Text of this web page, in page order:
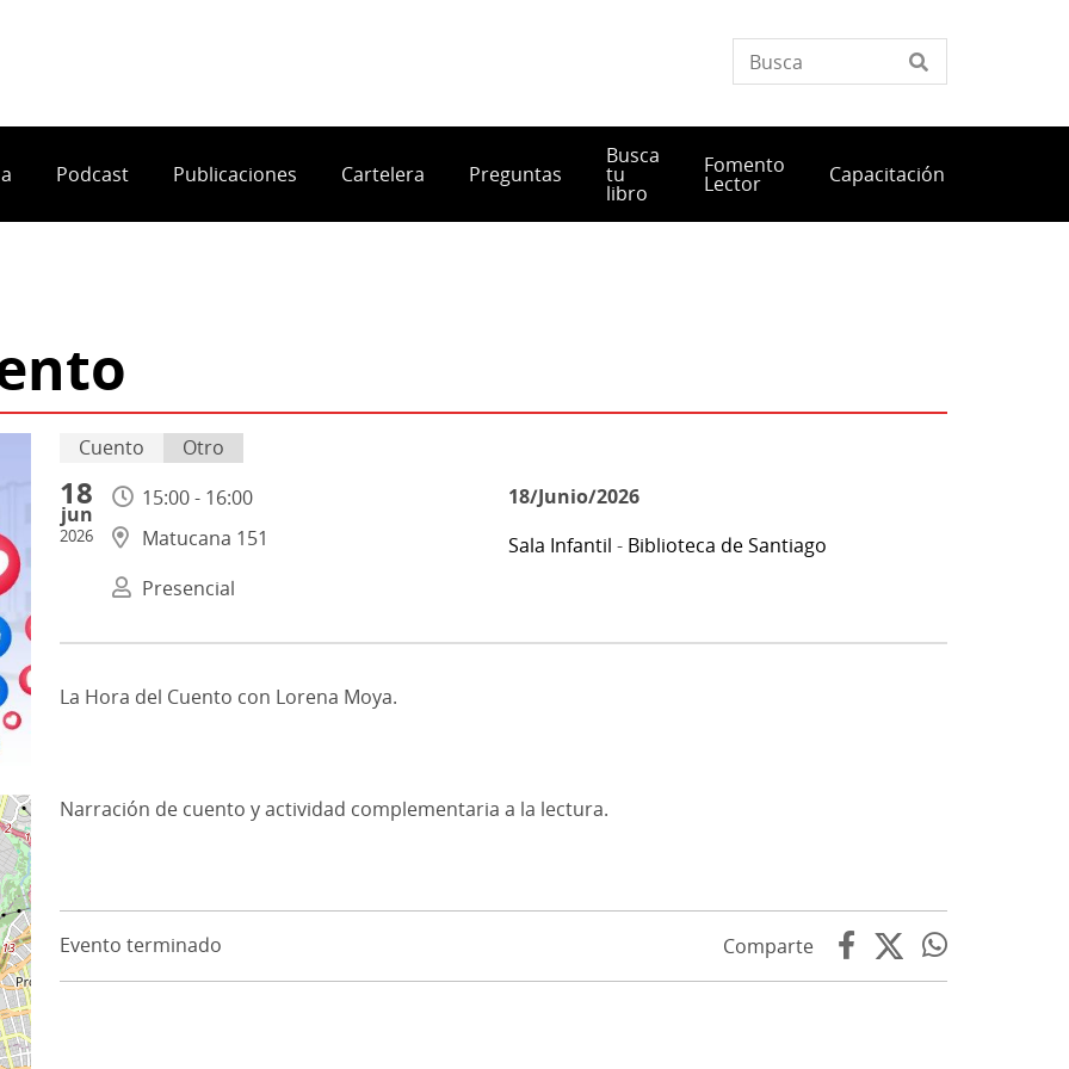
Podcast Publicaciones Cartelera Preguntas
Busca
tu
libro
Fomento
Lector Capacitación
Cuento Otro
18
jun
2026
15:00 - 16:00
Matucana 151
Presencial
18/Junio/2026
Sala Infantil - Biblioteca de Santiago
La Hora del Cuento con Lorena Moya.
Narración de cuento y actividad complementaria a la lectura.
Evento terminado Comparte